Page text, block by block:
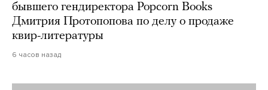
бывшего гендиректора Popcorn Books
Дмитрия Протопопова по делу о продаже
квир-литературы
6 часов назад